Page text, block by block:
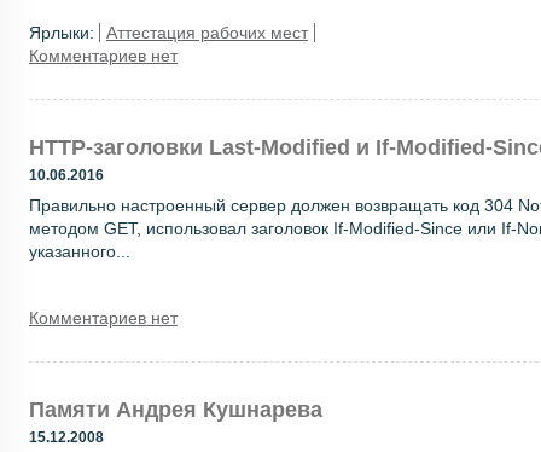
Ярлыки:
Аттестация рабочих мест
Комментариев нет
HTTP-заголовки Last-Modified и If-Modified-
10.06.2016
Правильно настроенный сервер должен возвращать код 304
методом GET, использовал заголовок If-Modified-Since или If-
указанного...
Комментариев нет
Памяти Андрея Кушнарева
15.12.2008